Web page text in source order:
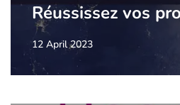
Réussissez vos
12 April 2023